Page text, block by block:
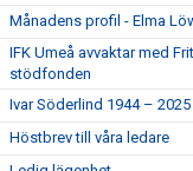
Månadens profil - Elma
IFK Umeå avvaktar med
stödfonden
Ivar Söderlind 1944 – 2025
Höstbrev till våra ledare